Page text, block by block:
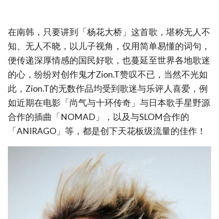
在南韩，只要讲到「杨花大桥」这首歌，堪称无人不
知、无人不晓，以儿子视角，仅用简单易懂的词句，
便传递深厚情感的国民好歌，也蔓延至世界各地歌迷
的心，纷纷对创作鬼才Zion.T赞叹不已，当然不光如
此，Zion.T的无数作品均受到歌迷与乐评人喜爱，例
如近期在电影「尚气与十环传奇」与日本歌手星野源
合作的插曲「NOMAD」，以及与SLOM合作的
「ANIRAGO」等，都是创下天花板级流量的佳作！